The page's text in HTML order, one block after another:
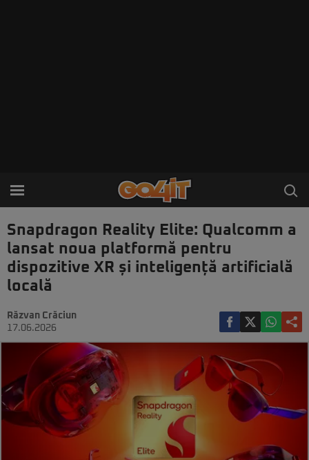
Snapdragon Reality Elite: Qualcomm a
lansat noua platformă pentru
dispozitive XR și inteligență artificială
locală
Răzvan Crăciun
17.06.2026